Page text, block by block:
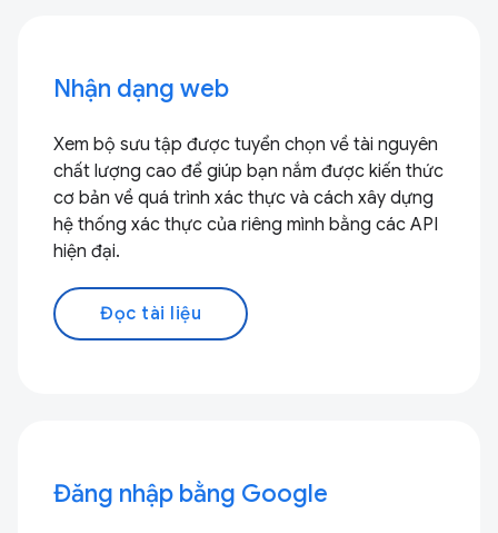
Nhận dạng web
Xem bộ sưu tập được tuyển chọn về tài nguyên
chất lượng cao để giúp bạn nắm được kiến thức
cơ bản về quá trình xác thực và cách xây dựng
hệ thống xác thực của riêng mình bằng các API
hiện đại.
Đọc tài liệu
Đăng nhập bằng Google